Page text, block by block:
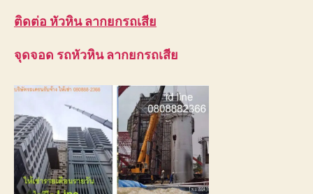
ติดต่อ หัวหิน ลากยกรถเสีย
จุดจอด รถหัวหิน ลากยกรถเสีย